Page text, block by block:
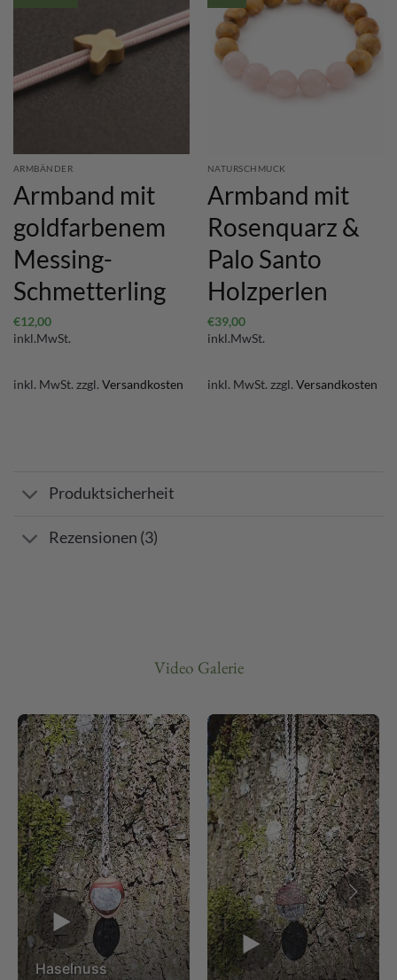
ARMBÄNDER
Armband mit
goldfarbenem
Messing-
Schmetterling
€12,00
inkl.MwSt.
inkl. MwSt. zzgl. Versandkosten
NATURSCHMUCK
Armband mit
Rosenquarz &
Palo Santo
Holzperlen
€39,00
inkl.MwSt.
inkl. MwSt. zzgl. Versandkosten
Produktsicherheit
Rezensionen (3)
Video Galerie
▶
Haselnuss
▶